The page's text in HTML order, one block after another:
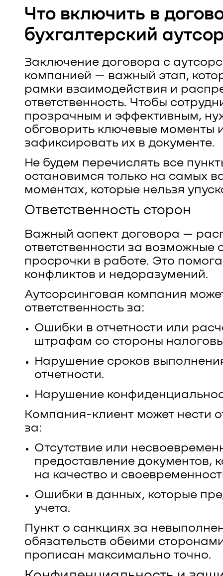
Что включить в
бухгалтерский
Заключение договора с
компанией — важный этап,
рамки взаимодействия и
ответственность. Чтобы
прозрачным и эффективным,
обговорить ключевые моменты
зафиксировать их в документе.
Не будем перечислять все
остановимся только на самых
моментах, которые нельзя
Ответственность сторон
Важный аспект договора —
ответственности за возможные
просрочки в работе. Это
конфликтов и недоразумений.
Аутсорсинговая компания
ответственность за:
Ошибки в отчетности или
штрафам со стороны
Нарушение сроков
отчетности.
Нарушение
Компания-клиент может нести
за:
Отсутствие или
предоставление документов,
на качество и
Ошибки в данных, которые
учета.
Пункт о санкциях за
обязательств обеими
прописан максимально точно.